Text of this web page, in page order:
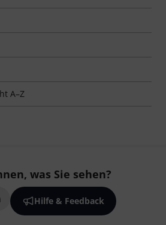
A–Z
was Sie sehen?
Hilfe & Feedback